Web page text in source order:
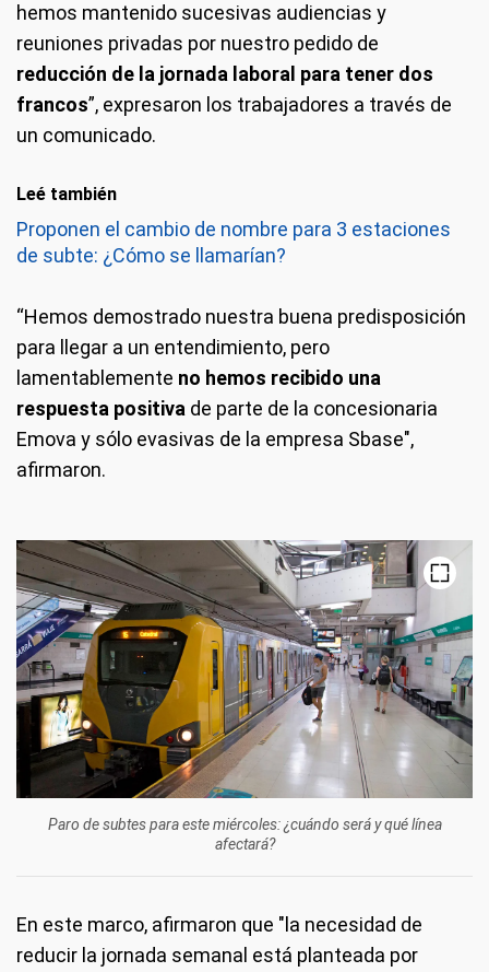
hemos mantenido sucesivas audiencias y
reuniones privadas por nuestro pedido de
reducción de la jornada laboral para tener dos
francos”, expresaron los trabajadores a través de
un comunicado.
Leé también
Proponen el cambio de nombre para 3 estaciones
de subte: ¿Cómo se llamarían?
“Hemos demostrado nuestra buena predisposición
para llegar a un entendimiento, pero
lamentablemente no hemos recibido una
respuesta positiva de parte de la concesionaria
Emova y sólo evasivas de la empresa Sbase",
afirmaron.
Paro de subtes para este miércoles: ¿cuándo será y qué línea
afectará?
En este marco, afirmaron que "la necesidad de
reducir la jornada semanal está planteada por